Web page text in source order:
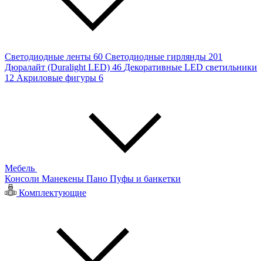
Светодиодные ленты 60 Светодиодные гирлянды 201
Дюралайт (Duralight LED) 46 Декоративные LED светильники
12 Акриловые фигуры 6
Мебель
Консоли Манекены Пано Пуфы и банкетки
Комплектующие